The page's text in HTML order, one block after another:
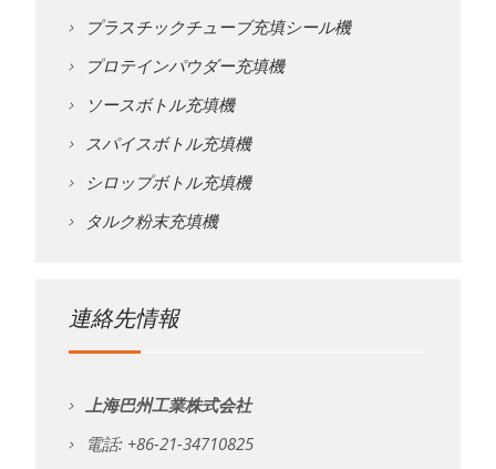
プラスチックチューブ充填シール機
プロテインパウダー充填機
ソースボトル充填機
スパイスボトル充填機
シロップボトル充填機
タルク粉末充填機
連絡先情報
上海巴州工業株式会社
電話: +86-21-34710825